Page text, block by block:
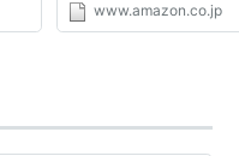
www.amazon.co.jp